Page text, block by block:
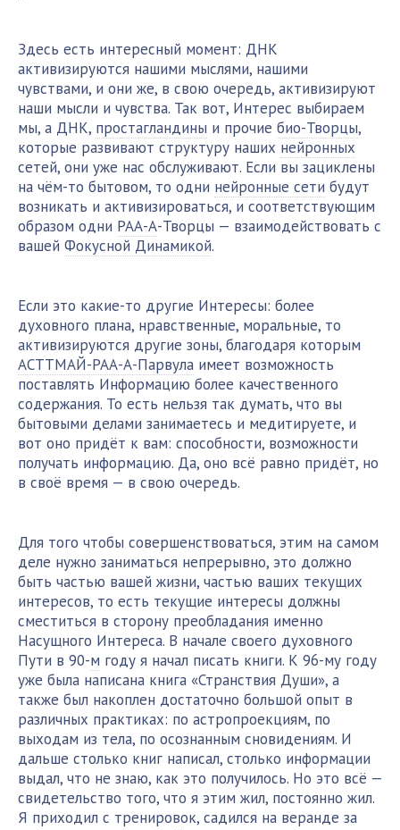
Здесь есть интересный момент: ДНК
активизируются нашими мыслями, нашими
чувствами, и они же, в свою очередь, активизируют
наши мысли и чувства. Так вот, Интерес выбираем
мы, а ДНК, простагландины и прочие био-Творцы,
которые развивают структуру наших нейронных
сетей, они уже нас обслуживают. Если вы зациклены
на чём-то бытовом, то одни нейронные сети будут
возникать и активизироваться, и соответствующим
образом одни РАА-А-Творцы — взаимодействовать с
вашей Фокусной Динамикой.
Если это какие-то другие Интересы: более
духовного плана, нравственные, моральные, то
активизируются другие зоны, благодаря которым
АСТТМАЙ-РАА-А-Парвула имеет возможность
поставлять Информацию более качественного
содержания. То есть нельзя так думать, что вы
бытовыми делами занимаетесь и медитируете, и
вот оно придёт к вам: способности, возможности
получать информацию. Да, оно всё равно придёт, но
в своё время — в свою очередь.
Для того чтобы совершенствоваться, этим на самом
деле нужно заниматься непрерывно, это должно
быть частью вашей жизни, частью ваших текущих
интересов, то есть текущие интересы должны
сместиться в сторону преобладания именно
Насущного Интереса. В начале своего духовного
Пути в 90-м году я начал писать книги. К 96-му году
уже была написана книга «Странствия Души», а
также был накоплен достаточно большой опыт в
различных практиках: по астропроекциям, по
выходам из тела, по осознанным сновидениям. И
дальше столько книг написал, столько информации
выдал, что не знаю, как это получилось. Но это всё —
свидетельство того, что я этим жил, постоянно жил.
Я приходил с тренировок, садился на веранде за